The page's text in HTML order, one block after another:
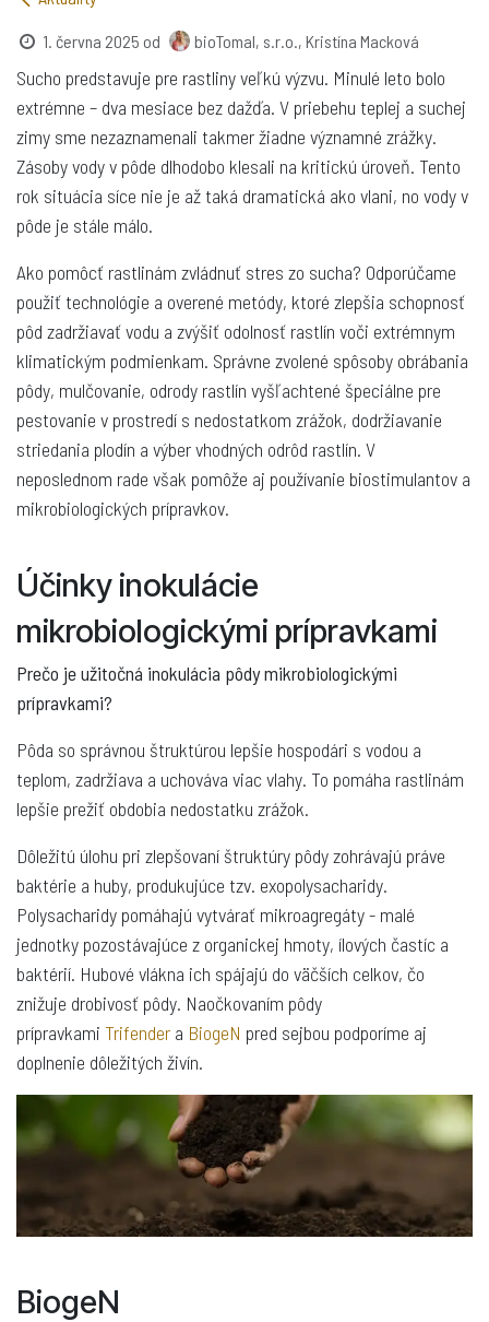
1. června 2025 od bioTomal, s.r.o., Kristína Macková
Sucho predstavuje pre rastliny veľkú výzvu. Minulé leto bolo
extrémne – dva mesiace bez dažďa. V priebehu teplej a suchej
zimy sme nezaznamenali takmer žiadne významné zrážky.
Zásoby vody v pôde dlhodobo klesali na kritickú úroveň. Tento
rok situácia síce nie je až taká dramatická ako vlani, no vody v
pôde je stále málo.
Ako pomôcť rastlinám zvládnuť stres zo sucha? Odporúčame
použiť technológie a overené metódy, ktoré zlepšia schopnosť
pôd zadržiavať vodu a zvýšiť odolnosť rastlín voči extrémnym
klimatickým podmienkam. Správne zvolené spôsoby obrábania
pôdy, mulčovanie, odrody rastlín vyšľachtené špeciálne pre
pestovanie v prostredí s nedostatkom zrážok, dodržiavanie
striedania plodín a výber vhodných odrôd rastlín. V
neposlednom rade však pomôže aj používanie biostimulantov a
mikrobiologických prípravkov.
Účinky inokulácie
mikrobiologickými prípravkami
Prečo je užitočná inokulácia pôdy mikrobiologickými
prípravkami?
Pôda so správnou štruktúrou lepšie hospodári s vodou a
teplom, zadržiava a uchováva viac vlahy. To pomáha rastlinám
lepšie prežiť obdobia nedostatku zrážok.
Dôležitú úlohu pri zlepšovaní štruktúry pôdy zohrávajú práve
baktérie a huby, produkujúce tzv. exopolysacharidy.
Polysacharidy pomáhajú vytvárať mikroagregáty - malé
jednotky pozostávajúce z organickej hmoty, ílových častíc a
baktérií. Hubové vlákna ich spájajú do väčších celkov, čo
znižuje drobivosť pôdy. Naočkovaním pôdy
prípravkami Trifender a BiogeN pred sejbou podporíme aj
doplnenie dôležitých živín.
BiogeN